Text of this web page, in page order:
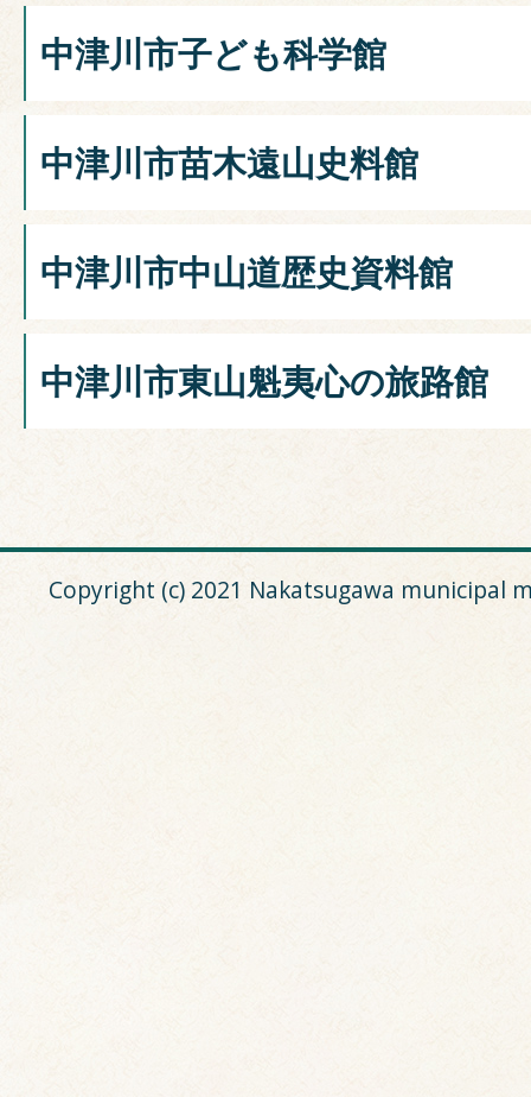
中津川市子ども科学館
中津川市苗木遠山史料館
中津川市中山道歴史資料館
中津川市東山魁夷心の旅路館
Copyright (c) 2021 Nakatsugawa municipal